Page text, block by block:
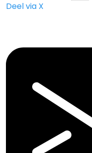
Deel via X